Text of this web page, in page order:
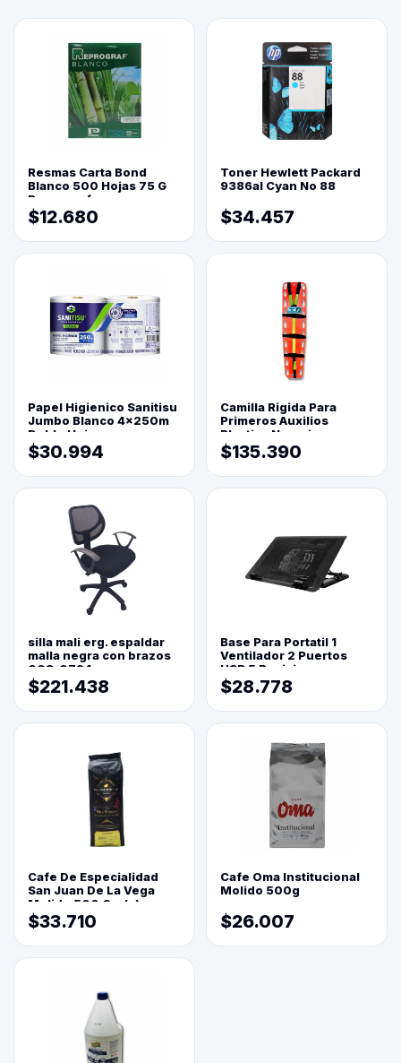
Resmas Carta Bond
Blanco 500 Hojas 75 G
Reprograf.
$12.680
Toner Hewlett Packard
9386al Cyan No 88
$34.457
Papel Higienico Sanitisu
Jumbo Blanco 4x250m
Doble Hoja
$30.994
Camilla Rigida Para
Primeros Auxilios
Plastica Naranja
$135.390
silla mali erg. espaldar
malla negra con brazos
003-0794
$221.438
Base Para Portatil 1
Ventilador 2 Puertos
USB 5 Posiciones
$28.778
Cafe De Especialidad
San Juan De La Vega
Molido 500 Grs(=)
$33.710
Cafe Oma Institucional
Molido 500g
$26.007